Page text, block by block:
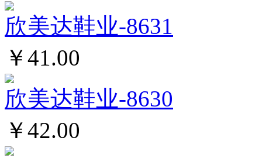
欣美达鞋业-8631
￥41.00
欣美达鞋业-8630
￥42.00